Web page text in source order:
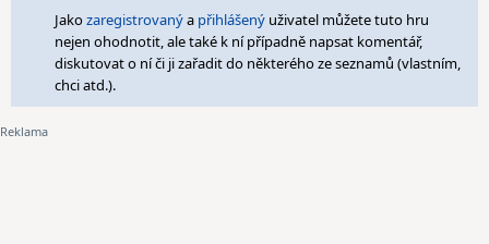
Jakozaregistrovanýa přihlášený uživatel můžete tuto hru
nejen ohodnotit, ale také k ní případně napsat komentář,
diskutovat o ní či ji zařadit do některého ze seznamů (vlastním,
chci atd.).